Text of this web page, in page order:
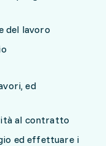
del lavoro
ed
al contratto
ed effettuare i